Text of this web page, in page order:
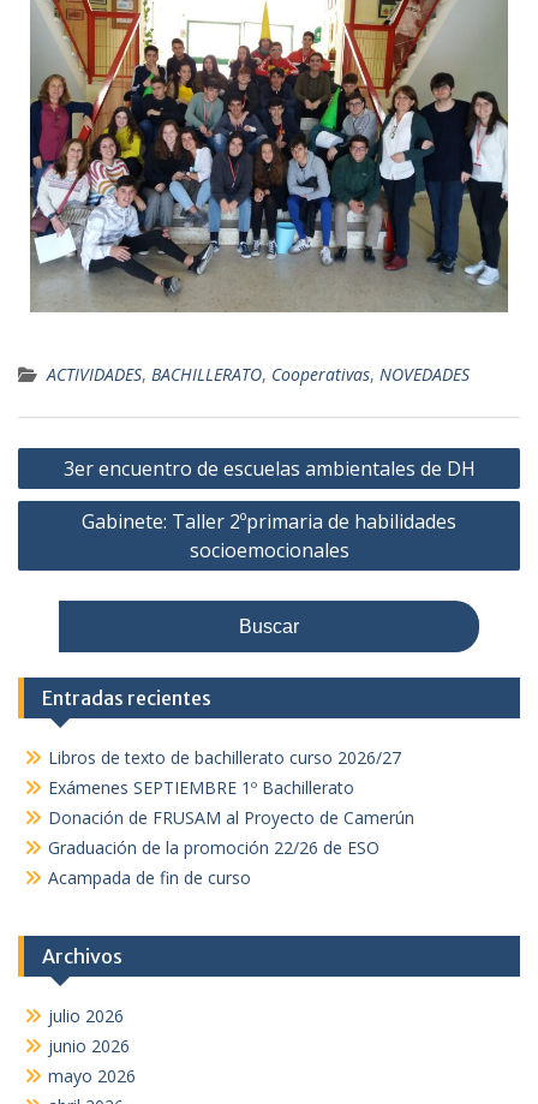
ACTIVIDADES, BACHILLERATO, Cooperativas, NOVEDADES
3er encuentro de escuelas ambientales de DH
Gabinete: Taller 2ºprimaria de habilidades
socioemocionales
Entradas recientes
Libros de texto de bachillerato curso 2026/27
Exámenes SEPTIEMBRE 1º Bachillerato
Donación de FRUSAM al Proyecto de Camerún
Graduación de la promoción 22/26 de ESO
Acampada de fin de curso
Archivos
julio 2026
junio 2026
mayo 2026